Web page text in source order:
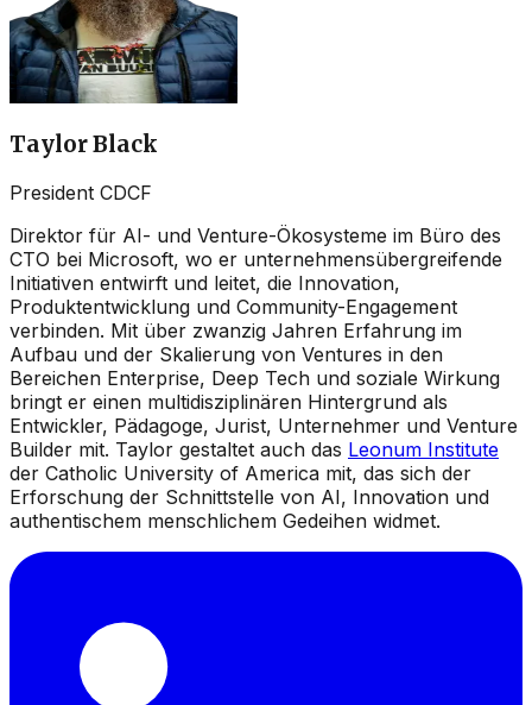
Taylor Black
President CDCF
Direktor für AI- und Venture-Ökosysteme im Büro des
CTO bei Microsoft, wo er unternehmensübergreifende
Initiativen entwirft und leitet, die Innovation,
Produktentwicklung und Community-Engagement
verbinden. Mit über zwanzig Jahren Erfahrung im
Aufbau und der Skalierung von Ventures in den
Bereichen Enterprise, Deep Tech und soziale Wirkung
bringt er einen multidisziplinären Hintergrund als
Entwickler, Pädagoge, Jurist, Unternehmer und Venture
Builder mit. Taylor gestaltet auch das Leonum Institute
der Catholic University of America mit, das sich der
Erforschung der Schnittstelle von AI, Innovation und
authentischem menschlichem Gedeihen widmet.